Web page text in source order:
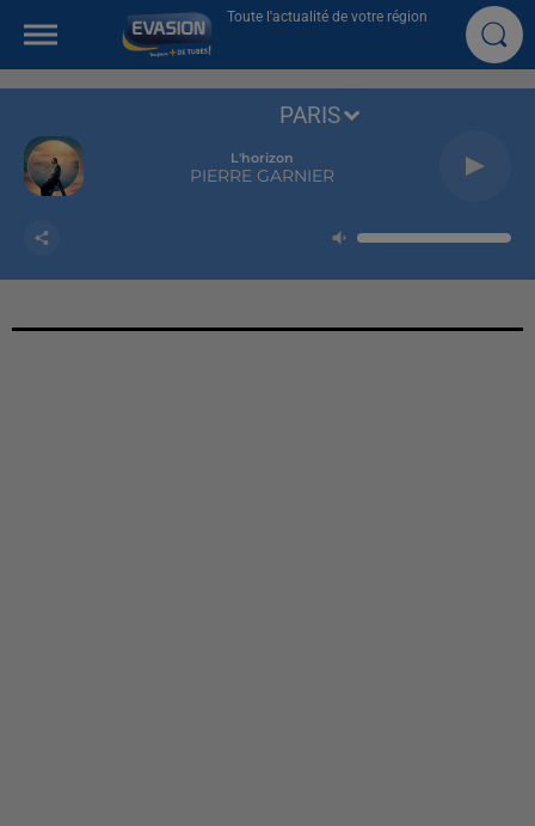
Toute l'actualité de votre région
L'horizon
PIERRE GARNIER
PARIS